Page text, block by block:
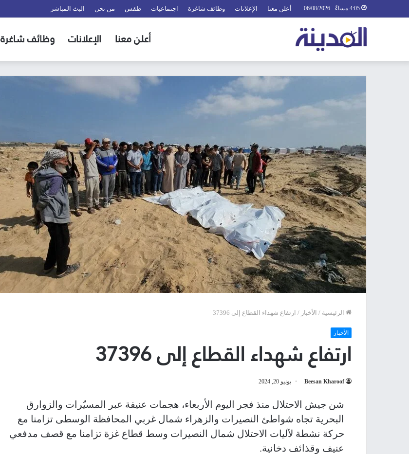
أعلن معنا الإعلانات وظائف شاغرة اجتماعيات طقس من نحن البث المباشر
أعلن معنا الإعلانات وظائف شاغرة
الرئيسية / الأخبار / ارتفاع شهداء القطاع إلى 37396
الأخبار
ارتفاع شهداء القطاع إلى 37396
Beesan Kharoof يونيو 20, 2024
شن جيش الاحتلال منذ فجر اليوم الأربعاء، هجمات عنيفة عبر المسيّرات والزوارق
البحرية تجاه شواطئ النصيرات والزهراء شمال غربي المحافظة الوسطى تزامنا مع
حركة نشطة لآليات الاحتلال شمال النصيرات وسط قطاع غزة تزامنا مع قصف مدفعي
عنيف وقذائف دخانية.